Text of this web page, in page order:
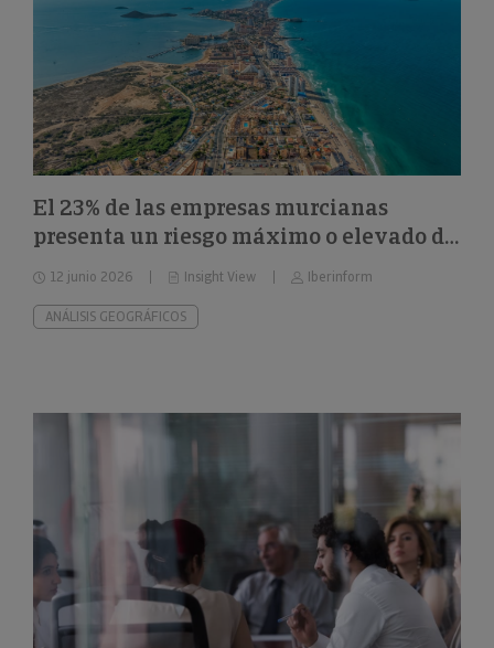
El 23% de las empresas murcianas
presenta un riesgo máximo o elevado de
impago
12 junio 2026 Insight View Iberinform
ANÁLISIS GEOGRÁFICOS